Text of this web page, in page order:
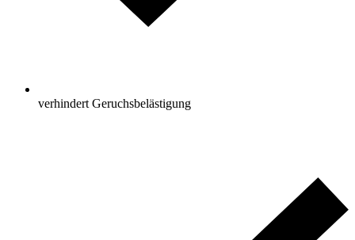
verhindert Geruchsbelästigung